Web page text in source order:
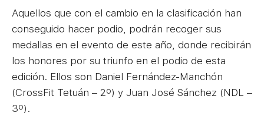
Aquellos que con el cambio en la clasificación han
conseguido hacer podio, podrán recoger sus
medallas en el evento de este año, donde recibirán
los honores por su triunfo en el podio de esta
edición. Ellos son Daniel Fernández-Manchón
(CrossFit Tetuán – 2º) y Juan José Sánchez (NDL –
3º).